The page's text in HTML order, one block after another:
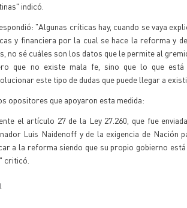
indicó.
"Algunas críticas hay, cuando se vaya
y financiera por la cual se hace la reforma y
no sé cuáles son los datos que le permite al
que no existe mala fe, sino que lo que está
este tipo de dudas que puede llegar a
opositores que apoyaron esta medida:
el artículo 27 de la Ley 27.260, que fue
Luis Naidenoff y de la exigencia de Nación
a la reforma siendo que su propio gobierno
criticó.